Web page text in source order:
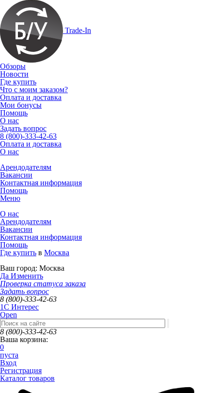
Trade-In
Обзоры
Новости
Где купить
Что с моим заказом?
Оплата и доставка
Мои бонусы
Помощь
О нас
Задать вопрос
8 (800)-333-42-63
Оплата и доставка
О нас
Арендодателям
Вакансии
Контактная информация
Помощь
Меню
О нас
Арендодателям
Вакансии
Контактная информация
Помощь
Где купить в Москва
Ваш город: Москва
Да Изменить
Проверка статуса заказа
Задать вопрос
8 (800)-333-42-63
1C Интерес
Open
8 (800)-333-42-63
Ваша корзина:
0
пуста
Вход
Регистрация
Каталог товаров